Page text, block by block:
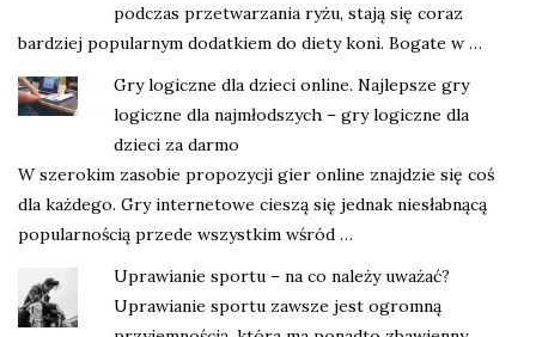
podczas przetwarzania ryżu, stają się coraz
bardziej popularnym dodatkiem do diety koni. Bogate w …
Gry logiczne dla dzieci online. Najlepsze gry
logiczne dla najmłodszych – gry logiczne dla
dzieci za darmo
W szerokim zasobie propozycji gier online znajdzie się coś
dla każdego. Gry internetowe cieszą się jednak niesłabnącą
popularnością przede wszystkim wśród …
Uprawianie sportu – na co należy uważać?
Uprawianie sportu zawsze jest ogromną